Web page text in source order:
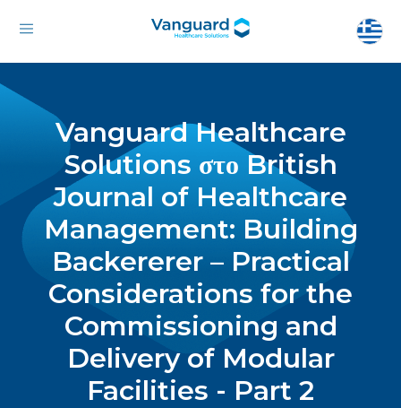
Vanguard Healthcare
Solutions στο British
Journal of Healthcare
Management: Building
Backererer – Practical
Considerations for the
Commissioning and
Delivery of Modular
Facilities - Part 2